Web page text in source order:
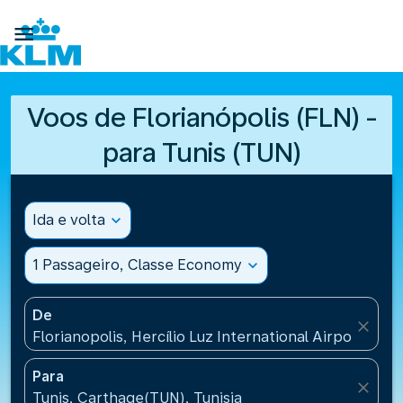

Voos de Florianópolis (FLN) -
para Tunis (TUN)
Ida e volta expand_more
1 Passageiro, Classe Economy expand_more
De
Florianopolis, Hercílio Luz International
close
Para
Tunis, Carthage(TUN), Tunisia
close